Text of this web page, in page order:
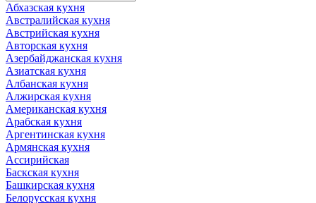
Абхазская кухня
Австралийская кухня
Австрийская кухня
Авторская кухня
Азербайджанская кухня
Азиатская кухня
Албанская кухня
Алжирская кухня
Американская кухня
Арабская кухня
Аргентинская кухня
Армянская кухня
Ассирийская
Баскская кухня
Башкирская кухня
Белорусская кухня